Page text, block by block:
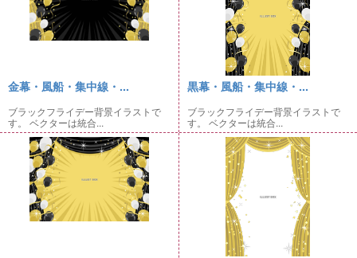
金幕・風船・集中線・...
ブラックフライデー背景イラストで
す。 ベクターは統合...
黒幕・風船・集中線・...
ブラックフライデー背景イラストで
す。 ベクターは統合...